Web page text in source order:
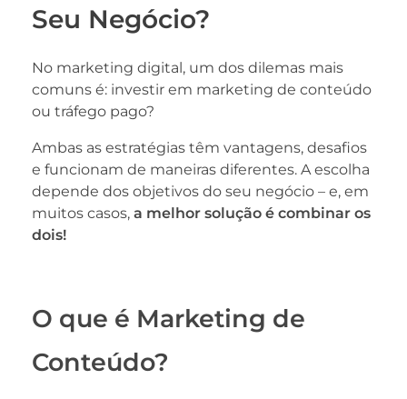
Seu Negócio?
No marketing digital, um dos dilemas mais
comuns é: investir em marketing de conteúdo
ou tráfego pago?
Ambas as estratégias têm vantagens, desafios
e funcionam de maneiras diferentes. A escolha
depende dos objetivos do seu negócio – e, em
muitos casos, a melhor solução é combinar os
dois!
O que é Marketing de
Conteúdo?